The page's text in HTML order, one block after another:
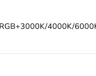
RGB+3000K/4000K/